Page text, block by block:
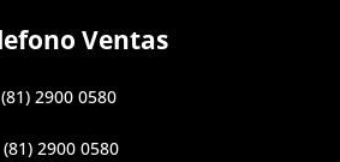
Ventas
(81) 2900 0580
(81) 2900 0580